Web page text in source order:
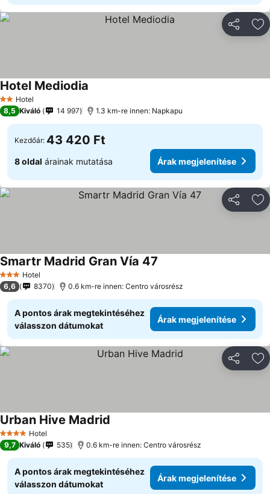
2 Kategória
Hotel
Hotel Mediodia
8,5 Kiváló 14 997 1.3 km-re innen: Napkapu
Kezdőár: 43 420 Ft
8 oldal árainak mutatása Árak megjelenítése
3 Kategória
Hotel
Smartr Madrid Gran Vía 47
6,6 8370 0.6 km-re innen: Centro városrész
A pontos árak megtekintéséhez
válasszon dátumokat
Árak megjelenítése
4 KategóriaHotel
Urban Hive Madrid
9,7 Kiváló 535 0.6 km-re innen: Centro városrész
A pontos árak megtekintéséhez
válasszon dátumokat
Árak megjelenítése